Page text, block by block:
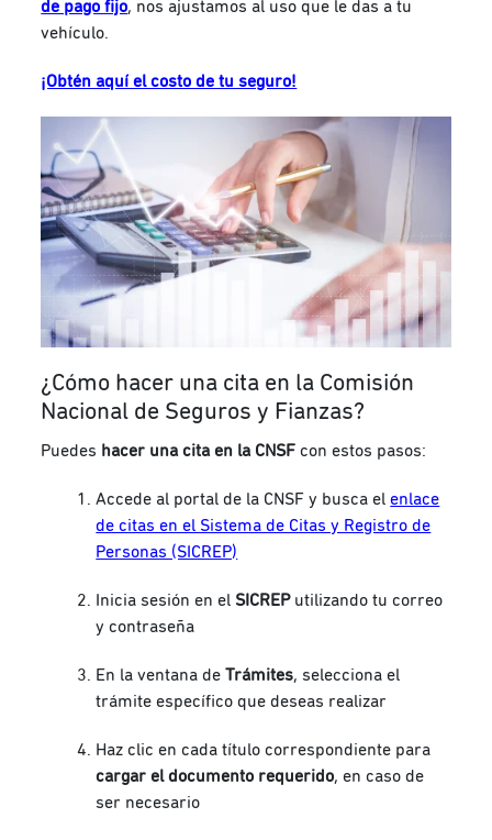
de pago fijo, nos ajustamos al uso que le das a tu
vehículo.
¡Obtén aquí el costo de tu seguro!
¿Cómo hacer una cita en la Comisión
Nacional de Seguros y Fianzas?
Puedes hacer una cita en la CNSF con estos pasos:
Accede al portal de la CNSF y busca elenlace
de citas en el Sistema de Citas y Registro de
Personas (SICREP)
Inicia sesión en el SICREPutilizando tu correo
y contraseña
En la ventana deTrámites, selecciona el
trámite específico que deseas realizar
Haz clic en cada título correspondiente para
cargar el documento requerido, en caso de
ser necesario